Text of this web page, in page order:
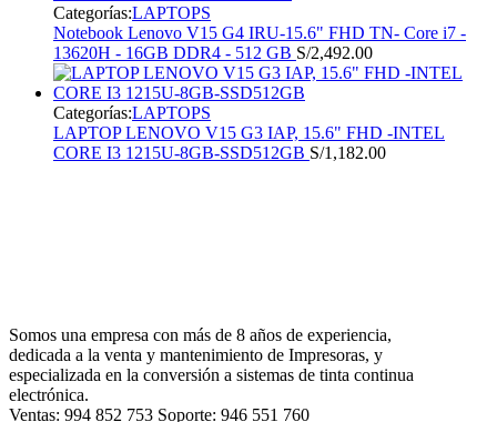
Categorías:LAPTOPS
Notebook Lenovo V15 G4 IRU-15.6" FHD TN- Core i7 -
13620H - 16GB DDR4 - 512 GB S/2,492.00
Categorías:LAPTOPS
LAPTOP LENOVO V15 G3 IAP, 15.6" FHD -INTEL
CORE I3 1215U-8GB-SSD512GB S/1,182.00
Somos una empresa con más de 8 años de experiencia,
dedicada a la venta y mantenimiento de Impresoras, y
especializada en la conversión a sistemas de tinta continua
electrónica.
Ventas: 994 852 753 Soporte: 946 551 760